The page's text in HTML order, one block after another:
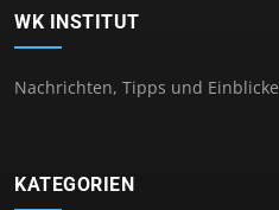
WK INSTITUT
Nachrichten, Tipps und Einblicke
KATEGORIEN